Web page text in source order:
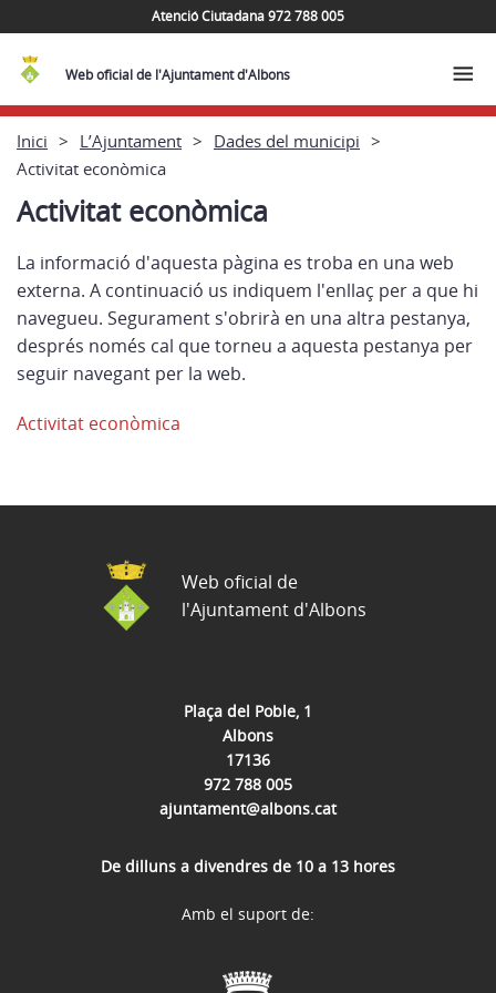
Atenció Ciutadana 972 788 005
Web oficial de l'Ajuntament d'Albons
Inici L’Ajuntament
Dades del municipi
Activitat econòmica
Activitat econòmica
La informació d'aquesta pàgina es troba en una web
externa. A continuació us indiquem l'enllaç per a que hi
navegueu. Segurament s'obrirà en una altra pestanya,
després només cal que torneu a aquesta pestanya per
seguir navegant per la web.
Activitat econòmica
Plaça del Poble, 1
Albons
17136
972 788 005
ajuntament@albons.cat
De dilluns a divendres de 10 a 13 hores
Web oficial de
l'Ajuntament d'Albons
Amb el suport de: